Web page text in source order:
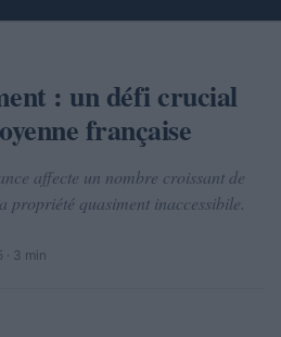
: un défi crucial
française
affecte un nombre croissant de
propriété quasiment inaccessibile.
· 3 min